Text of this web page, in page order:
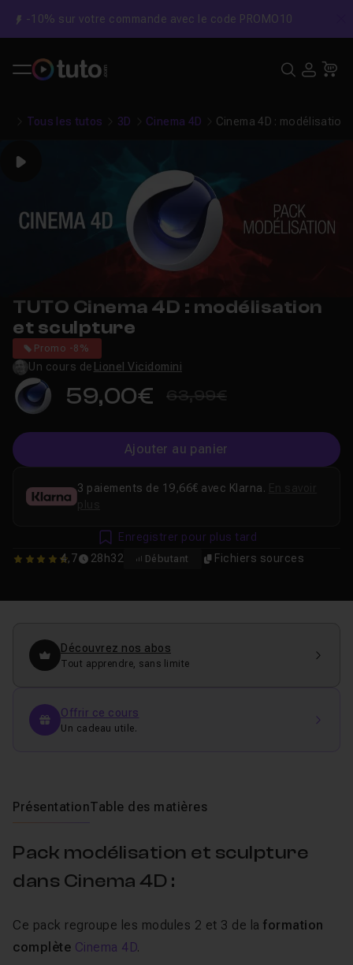
-10% sur votre commande avec le code PROMO10
Tous les tutos 3D Cinema 4D Cinema 4D :
Play
TUTO Cinema 4D : modélisation
et sculpture
Un cours de Lionel Vicidomini
Promo -8%
59,00€ 63,99€
Ajouter au panier
4.6666666666667
4,7 28h32 Débutant Fichiers sources
3 paiements de 19,66€ avec Klarna.
Enregistrer pour plus tard
Découvrez nos abos
Tout apprendre, sans limite
Offrir ce cours
Un cadeau utile.
PrésentationTable des matières
Pack modélisation et sculpture
dans Cinema 4D :
Ce pack regroupe les modules 2 et 3 de la formation
complète Cinema 4D.